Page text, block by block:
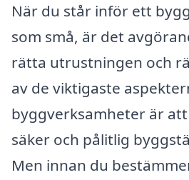
När du står inför ett
som små, är det
rätta utrustningen och
av de viktigaste
byggverksamheter är
säker och pålitlig
Men innan du